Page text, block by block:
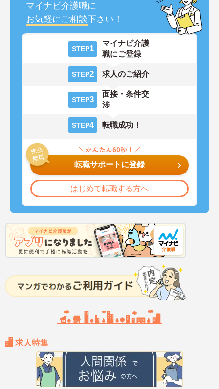
マイナビ介護職に
お気軽にご相談下さい！
STEP1
マイナビ介護
職にご登録
STEP2 求人のご紹介
STEP3
面接・条件交
渉
STEP4 転職成功！
転職サポートに登録
はじめて転職する方へ
求人特集